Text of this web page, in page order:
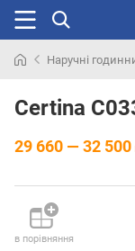
раніше
Наручні
Certina
29 660 — 32 500
в порівняння